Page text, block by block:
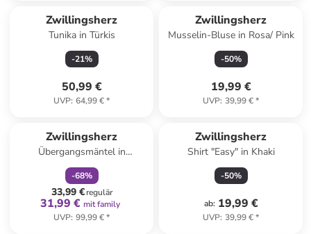
Zwillingsherz
Tunika in Türkis
-21%
50,99 €
UVP: 64,99 €*
Zwillingsherz
Musselin-Bluse in Rosa/ Pink
-50%
19,99 €
UVP: 39,99 €*
Zwillingsherz
Übergangsmäntel in
Hellbraun/ Beige
-68%
33,99 €regulär
31,99 € mit family
UVP: 99,99 €*
Zwillingsherz
Shirt "Easy" in Khaki
-50%
ab: 19,99 €
UVP: 39,99 €*